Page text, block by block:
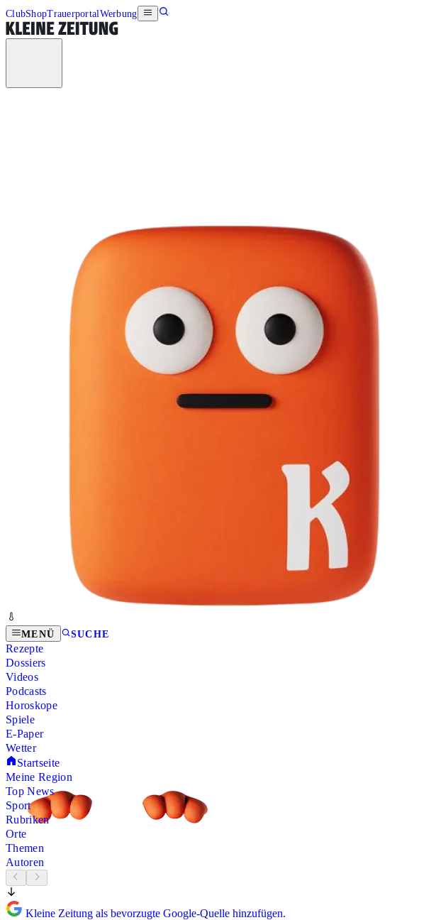
ClubShopTrauerportalWerbung
MENÜ SUCHE
Rezepte
Dossiers
Videos
Podcasts
Horoskope
Spiele
E-Paper
Wetter
Startseite
Meine Region
Top News
Sport
Rubriken
Orte
Themen
Autoren
Kleine Zeitung als bevorzugte Google-Quelle hinzufügen.